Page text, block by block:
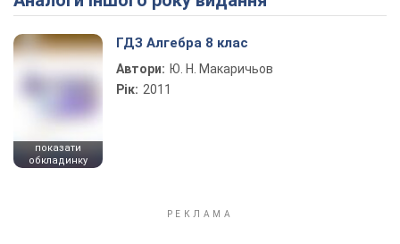
показати
обкладинку
ГДЗ Алгебра 8 клас
Автори: Ю. Н. Макаричьов
Рік: 2011